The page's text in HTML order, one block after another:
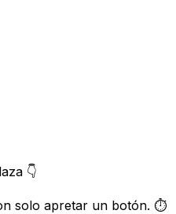
👇
solo apretar un botón. ⏱️